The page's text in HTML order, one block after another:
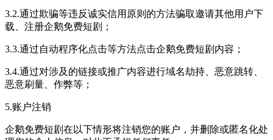
3.2.通过欺骗等违反诚实信用原则的方法骗取邀请其他用户下
载、注册企鹅免费短剧；
3.3.通过自动程序化点击等方法点击企鹅免费短剧内容；
3.4.通过对涉及的链接或推广内容进行域名劫持、恶意跳转、
恶意刷量、作弊等；
5.账户注销
企鹅免费短剧在以下情形将注销您的账户，并删除或匿名化处